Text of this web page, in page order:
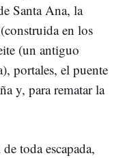
Santa Ana, la
en los
(un antiguo
portales, el puente
y, para rematar la
toda escapada,